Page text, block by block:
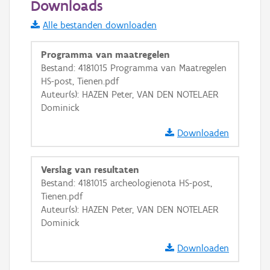
Informatie Vlaanderen
i
+ −
Basis Lagen
OSM-Basiskaart
Ortho
Downloads
Alle bestanden downloaden
Programma van maatregelen
Bestand: 4181015 Programma van Maatregelen
HS-post, Tienen.pdf
Auteur(s): HAZEN Peter, VAN DEN NOTELAER
Dominick
Downloaden
Verslag van resultaten
Bestand: 4181015 archeologienota HS-post,
Tienen.pdf
Auteur(s): HAZEN Peter, VAN DEN NOTELAER
Dominick
Downloaden